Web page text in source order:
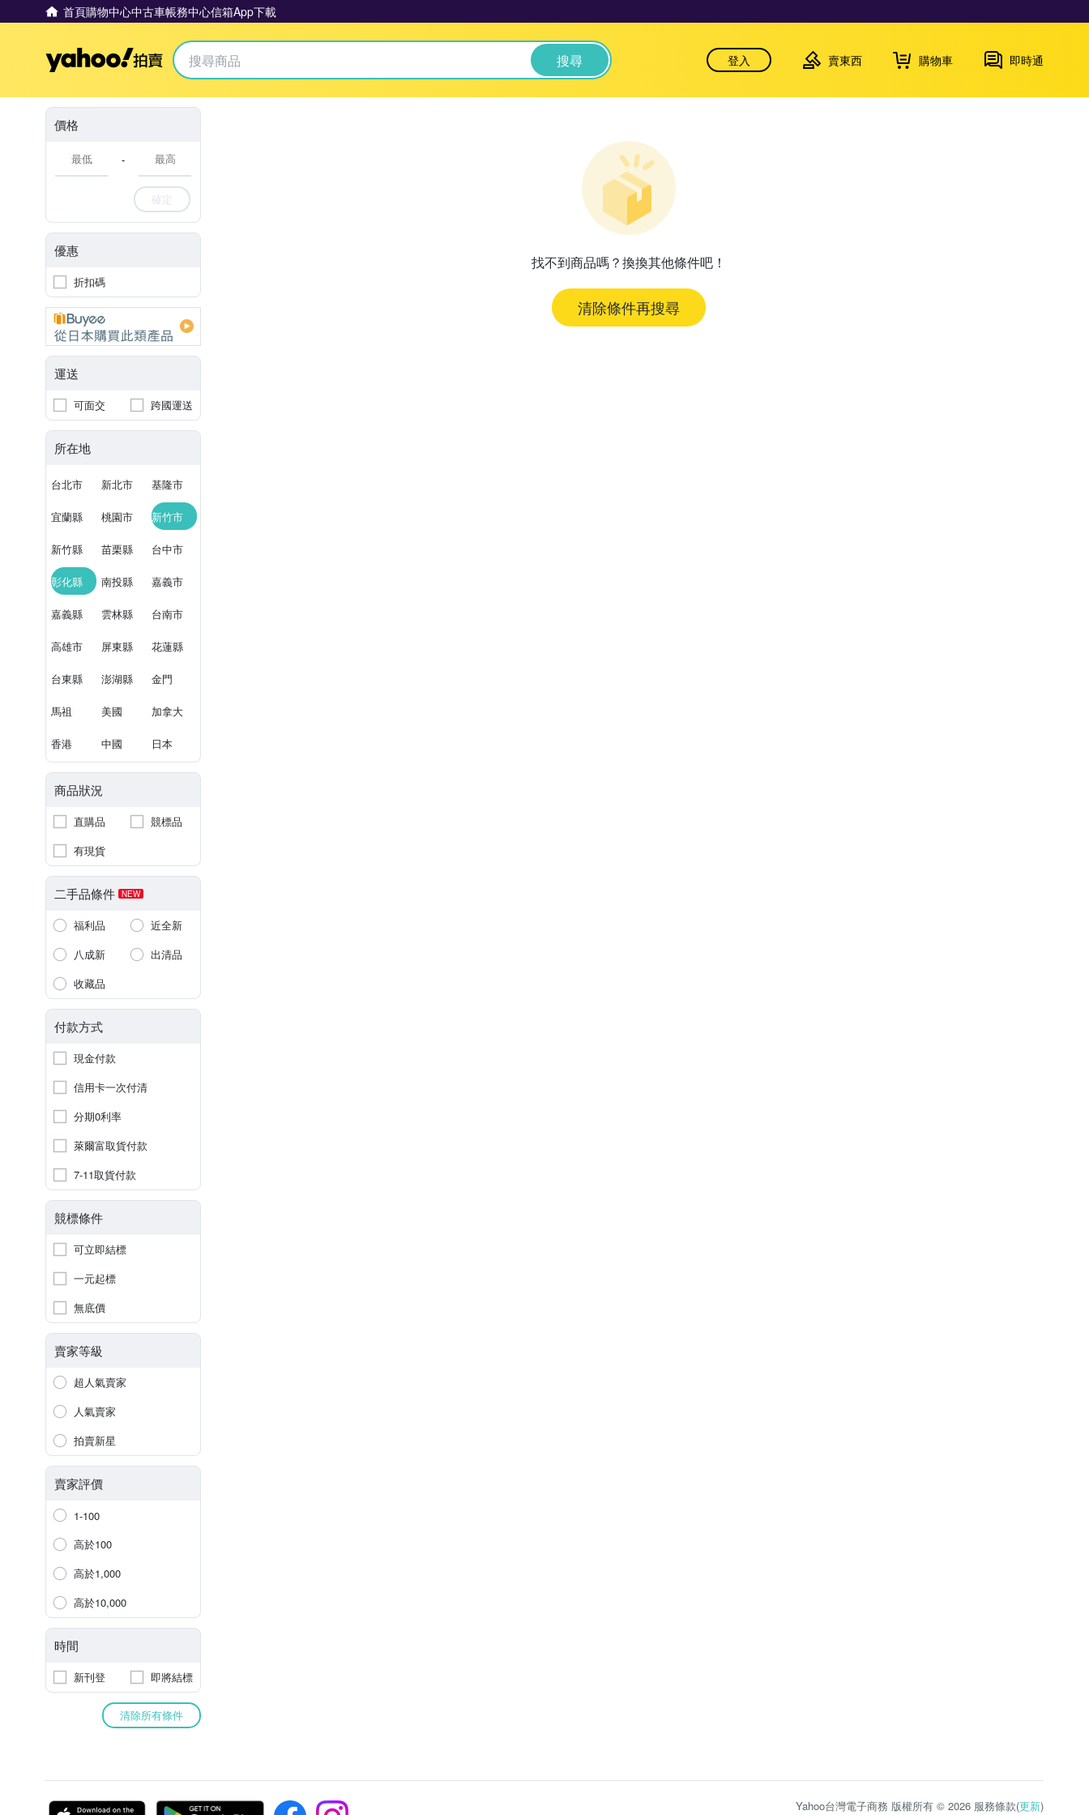
首頁購物中心中古車帳務中心信箱App下載
Yahoo拍賣 搜尋 登入 賣東西 購物車 即時通
價格
-
確定
優惠
折扣碼
運送
可面交 跨國運送
所在地
台北市 新北市 基隆市
宜蘭縣 桃園市 新竹市
新竹縣 苗栗縣 台中市
彰化縣 南投縣 嘉義市
嘉義縣 雲林縣 台南市
高雄市 屏東縣 花蓮縣
台東縣 澎湖縣 金門
馬祖 美國 加拿大
香港 中國 日本
商品狀況
直購品
競標品
有現貨
二手品條件 NEW
福利品
近全新
八成新
出清品
收藏品
付款方式
現金付款
信用卡一次付清
分期0利率
萊爾富取貨付款
7-11取貨付款
競標條件
可立即結標
一元起標
無底價
賣家等級
超人氣賣家
人氣賣家
拍賣新星
賣家評價
1-100
高於100
高於1,000
高於10,000
時間
新刊登 即將結標
清除所有條件
找不到商品嗎？換換其他條件吧！
清除條件再搜尋
Yahoo台灣電子商務 版權所有 © 2026 服務條款(更新)